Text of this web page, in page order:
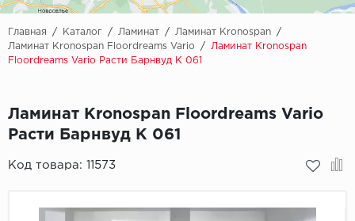
Alpine floor
Bonkeel
Паркет
Паркетная доска
Подложка
Пробковое покрытие
Главная / Каталог / Ламинат / Ламинат Kronospan
/
Ламинат Kronospan Floordreams Vario
/
Ламинат Kronospan
Floordreams Vario Расти Барнвуд K 061
Ламинат Kronospan Floordreams Vario
Расти Барнвуд K 061
Код товара: 11573